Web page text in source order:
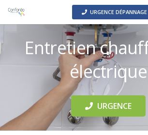
URGENCE DÉPANNAGE
Entretien
électrique
URGENCE